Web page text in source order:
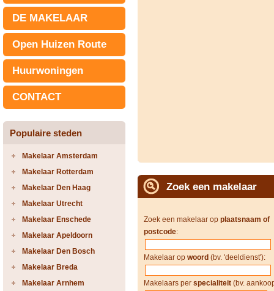
DE MAKELAAR
Open Huizen Route
Huurwoningen
CONTACT
Populaire steden
Makelaar Amsterdam
Makelaar Rotterdam
Makelaar Den Haag
Makelaar Utrecht
Makelaar Enschede
Makelaar Apeldoorn
Makelaar Den Bosch
Makelaar Breda
Makelaar Arnhem
Zoek een makelaar
Zoek een makelaar op plaatsnaam of
postcode:
Makelaar op woord (bv. 'deeldienst'):
Makelaars per specialiteit (bv.